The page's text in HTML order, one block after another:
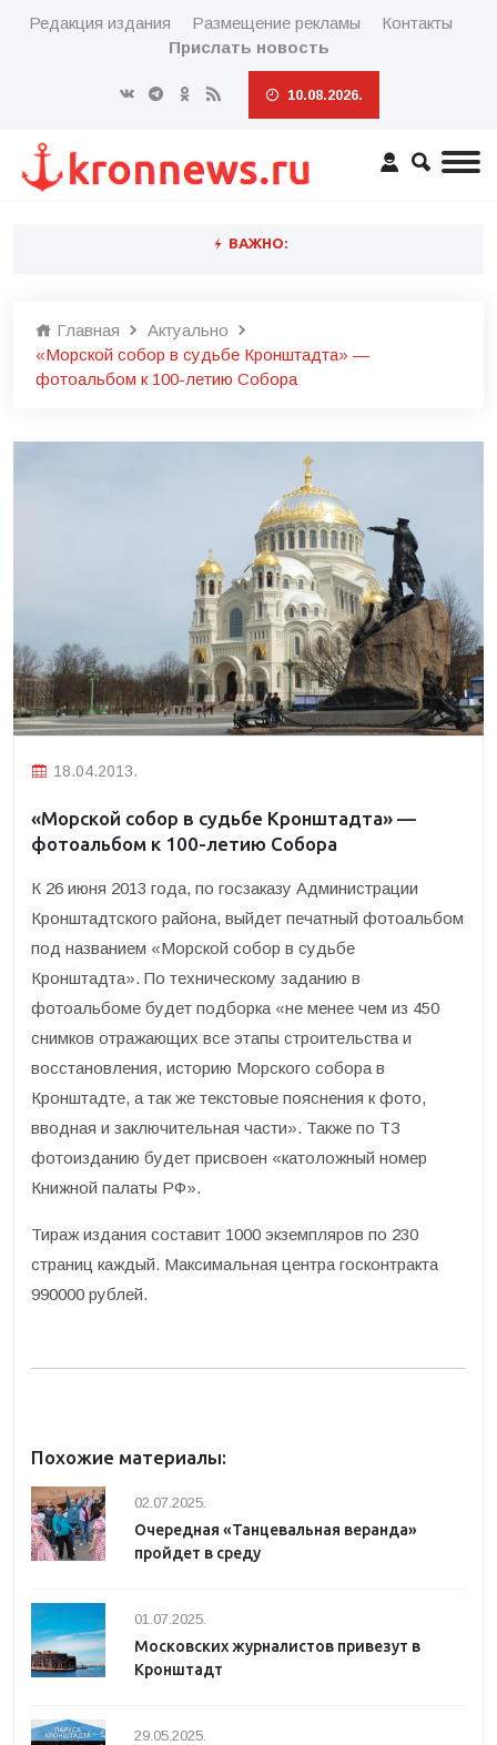
Редакция издания Размещение рекламы
Контакты
Прислать новость
10.08.2026.
ВАЖНО:
Главная
Актуально
«Морской собор в судьбе Кронштадта» —
фотоальбом к 100-летию Собора
18.04.2013.
«Морской собор в судьбе Кронштадта» —
фотоальбом к 100-летию Собора
К 26 июня 2013 года, по госзаказу Администрации
Кронштадтского района, выйдет печатный фотоальбом
под названием «Морской собор в судьбе
Кронштадта». По техническому заданию в
фотоальбоме будет подборка «не менее чем из 450
снимков отражающих все этапы строительства и
восстановления, историю Морского собора в
Кронштадте, а так же текстовые пояснения к фото,
вводная и заключительная части». Также по ТЗ
фотоизданию будет присвоен «католожный номер
Книжной палаты РФ».
Тираж издания составит 1000 экземпляров по 230
страниц каждый. Максимальная центра госконтракта
990000 рублей.
Похожие материалы:
02.07.2025.
Очередная «Танцевальная веранда»
пройдет в среду
01.07.2025.
Московских журналистов привезут в
Кронштадт
29.05.2025.